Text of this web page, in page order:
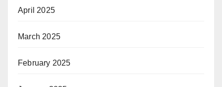
April 2025
March 2025
February 2025